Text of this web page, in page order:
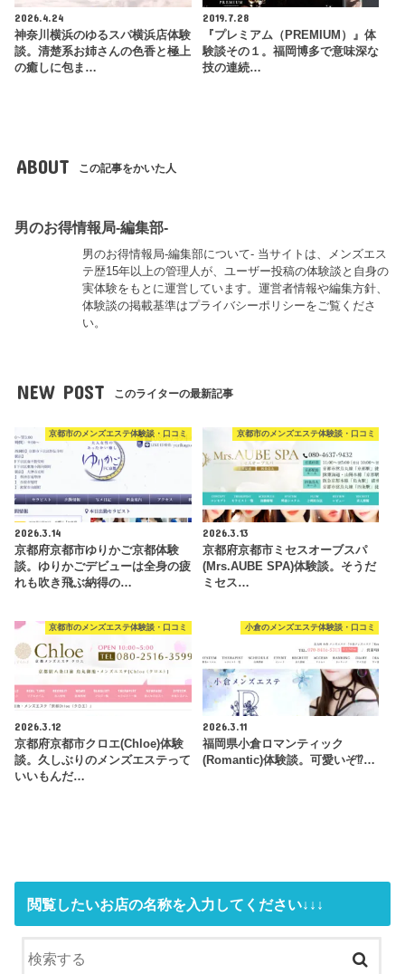
2026.4.24
神奈川横浜のゆるスパ横浜店体験
談。清楚系お姉さんの色香と極上
の癒しに包ま…
2019.7.28
『プレミアム（PREMIUM）』体
験談その１。福岡博多で意味深な
技の連続…
ABOUT この記事をかいた人
男のお得情報局-編集部-
男のお得情報局-編集部について- 当サイトは、メンズエス
テ歴15年以上の管理人が、ユーザー投稿の体験談と自身の
実体験をもとに運営しています。運営者情報や編集方針、
体験談の掲載基準はプライバシーポリシーをご覧くださ
い。
NEW POST このライターの最新記事
京都市のメンズエステ体験談・口コミ
2026.3.14
京都府京都市ゆりかご京都体験
談。ゆりかごデビューは全身の疲
れも吹き飛ぶ納得の…
京都市のメンズエステ体験談・口コミ
2026.3.13
京都府京都市ミセスオーブスパ
(Mrs.AUBE SPA)体験談。そうだ
ミセス…
京都市のメンズエステ体験談・口コミ
2026.3.12
京都府京都市クロエ(Chloe)体験
談。久しぶりのメンズエステって
いいもんだ…
小倉のメンズエステ体験談・口コミ
2026.3.11
福岡県小倉ロマンティック
(Romantic)体験談。可愛いぞ⁉…
閲覧したいお店の名称を入力してください↓↓↓